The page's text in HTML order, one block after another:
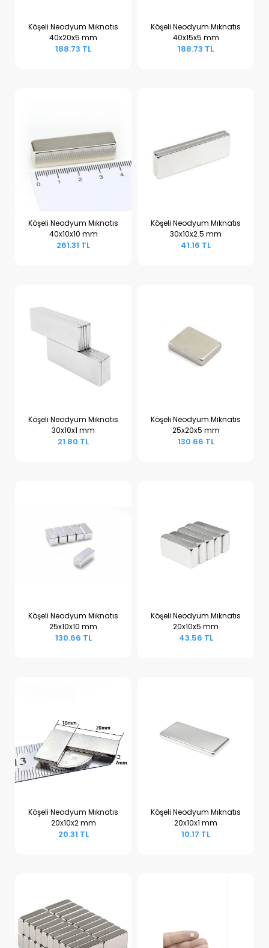
Sepete Ekle
Köşeli Neodyum Mıknatıs
40x20x5 mm
188.73 TL
Sepete Ekle
Köşeli Neodyum Mıknatıs
40x15x5 mm
188.73 TL
Sepete Ekle
Köşeli Neodyum Mıknatıs
40x10x10 mm
261.31 TL
Sepete Ekle
Köşeli Neodyum Mıknatıs
30x10x2.5 mm
41.16 TL
Sepete Ekle
Köşeli Neodyum Mıknatıs
30x10x1 mm
21.80 TL
Sepete Ekle
Köşeli Neodyum Mıknatıs
25x20x5 mm
130.66 TL
Sepete Ekle
Köşeli Neodyum Mıknatıs
25x10x10 mm
130.66 TL
Sepete Ekle
Köşeli Neodyum Mıknatıs
20x10x5 mm
43.56 TL
Sepete Ekle
Köşeli Neodyum Mıknatıs
20x10x2 mm
20.31 TL
Sepete Ekle
Köşeli Neodyum Mıknatıs
20x10x1 mm
10.17 TL